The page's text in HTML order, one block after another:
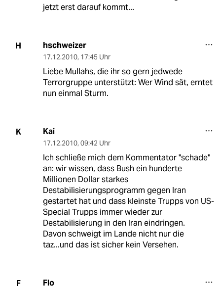
jetzt erst darauf kommt...
H hschweizer
17.12.2010, 17:45 Uhr
Liebe Mullahs, die ihr so gern jedwede
Terrorgruppe unterstützt: Wer Wind sät, erntet
nun einmal Sturm.
K Kai
17.12.2010, 09:42 Uhr
Ich schließe mich dem Kommentator "schade"
an: wir wissen, dass Bush ein hunderte
Millionen Dollar starkes
Destabilisierungsprogramm gegen Iran
gestartet hat und dass kleinste Trupps von US-
Special Trupps immer wieder zur
Destabilisierung in den Iran eindringen.
Davon schweigt im Lande nicht nur die
taz...und das ist sicher kein Versehen.
F Flo